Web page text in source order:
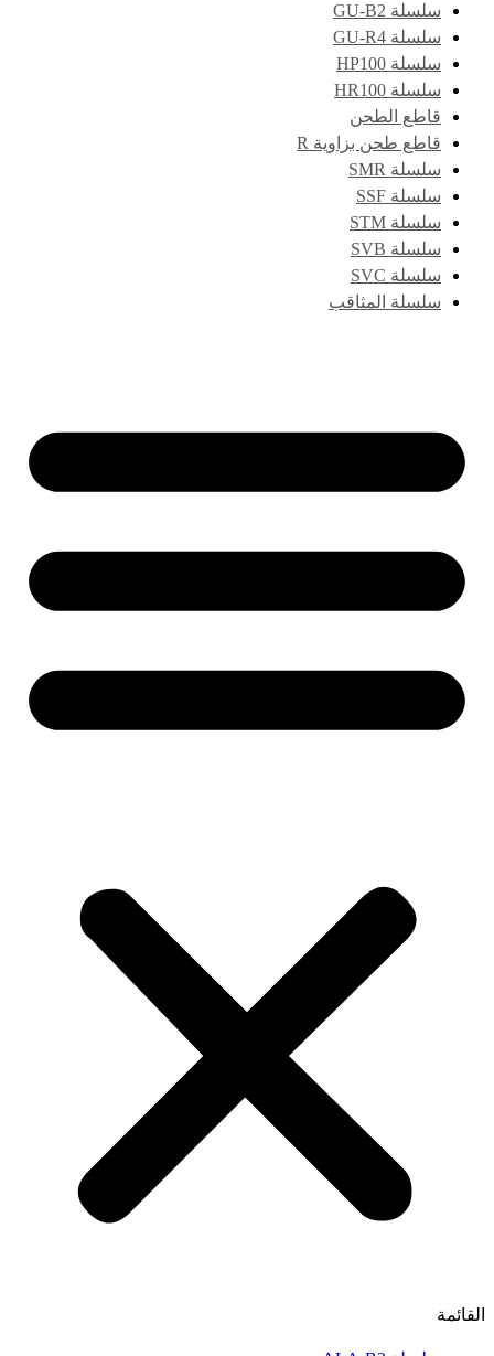
سلسلة GU-B2
سلسلة GU-R4
سلسلة HP100
سلسلة HR100
قاطع الطحن
قاطع طحن بزاوية R
سلسلة SMR
سلسلة SSF
سلسلة STM
سلسلة SVB
سلسلة SVC
سلسلة المثاقب
القائمة